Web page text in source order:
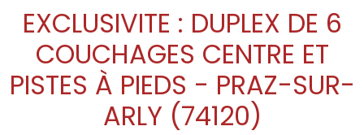
EXCLUSIVITE : DUPLEX DE 6
COUCHAGES CENTRE ET
PISTES À PIEDS - PRAZ-SUR-
ARLY (74120)